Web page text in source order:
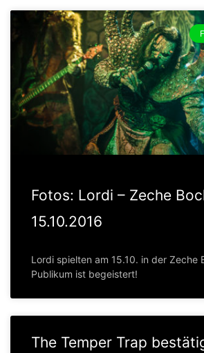
Fotos: Lordi – Zeche
15.10.2016
Lordi spielten am 15.10. in der Zeche
Publikum ist begeistert!
The Temper Trap